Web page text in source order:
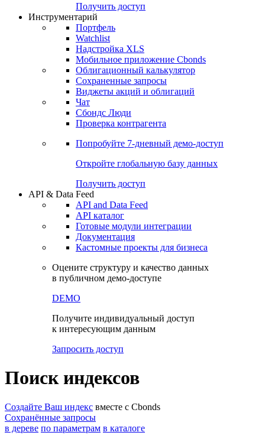
Получить доступ
Инструментарий
Портфель
Watchlist
Надстройка XLS
Мобильное приложение Cbonds
Облигационный калькулятор
Сохраненные запросы
Виджеты акций и облигаций
Чат
Сбондс Люди
Проверка контрагента
Попробуйте 7-дневный демо-доступ
Откройте глобальную базу данных
Получить доступ
API & Data Feed
API and Data Feed
API каталог
Готовые модули интеграции
Документация
Кастомные проекты для бизнеса
Оцените структуру и качество данных
в публичном демо-доступе
DEMO
Получите индивидуальный доступ
к интересующим данным
Запросить доступ
Поиск индексов
Создайте Ваш индекс вместе с Cbonds
Сохранённые запросы
в дереве по параметрам в каталоге